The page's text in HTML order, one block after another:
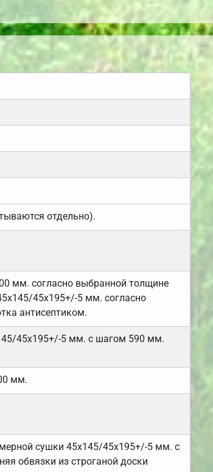
отдельно).
мм. согласно выбранной толщине
45х195+/-5 мм. согласно
антисептиком.
45х195+/-5 мм. с шагом 590 мм.
мм.
сушки 45х145/45х195+/-5 мм. с
обвязки из строганой доски